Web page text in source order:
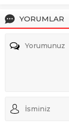
YORUMLAR